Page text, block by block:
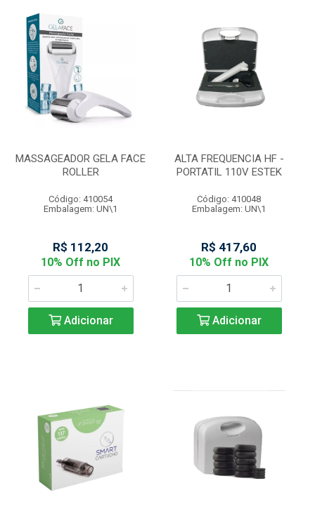
MASSAGEADOR GELA FACE
ROLLER
Código: 410054
Embalagem: UN\1
R$ 112,20
10% Off no PIX
Adicionar
ALTA FREQUENCIA HF -
PORTATIL 110V ESTEK
Código: 410048
Embalagem: UN\1
R$ 417,60
10% Off no PIX
Adicionar